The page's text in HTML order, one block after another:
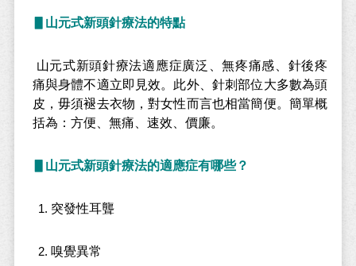
▋山元式新頭針療法的特點
山元式新頭針療法適應症廣泛、無疼痛感、針後疼
痛與身體不適立即見效。此外、針刺部位大多數為頭
皮，毋須褪去衣物，對女性而言也相當簡便。簡單概
括為：方便、無痛、速效、價廉。
▋山元式新頭針療法的適應症有哪些？
突發性耳聾
嗅覺異常